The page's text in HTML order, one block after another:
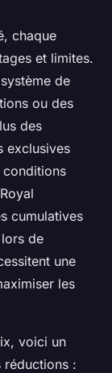
chaque
et limites.
de
ou des
des
exclusives
conditions
cumulatives
de
une
les
voici un
réductions :